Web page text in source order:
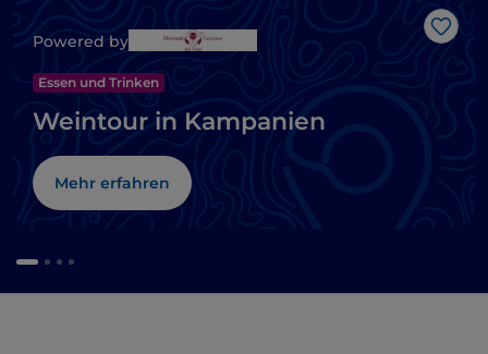
Like
Powered by
Essen und Trinken
Weintour in Kampanien
Mehr erfahren